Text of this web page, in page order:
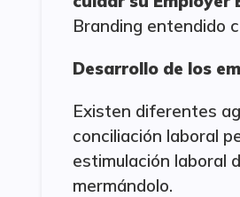
Branding entendido
Desarrollo de los
Existen diferentes
conciliación laboral
estimulación laboral
mermándolo.